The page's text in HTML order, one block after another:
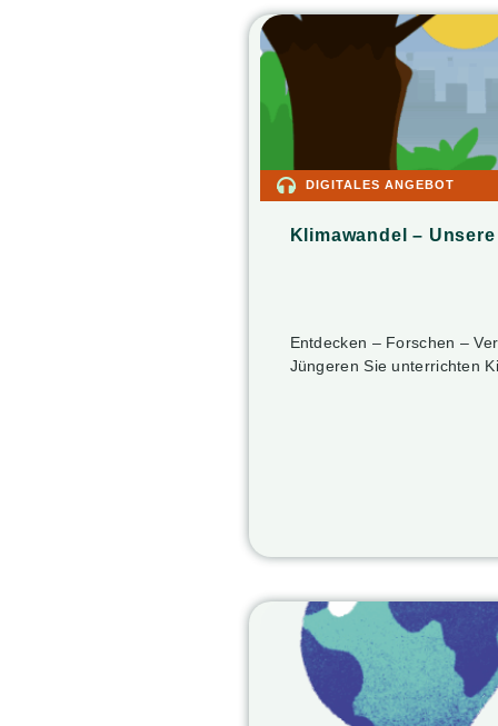
DIGITALES ANGEBOT
Klimawandel –
Entdecken – Forschen –
Jüngeren Sie unterrichten